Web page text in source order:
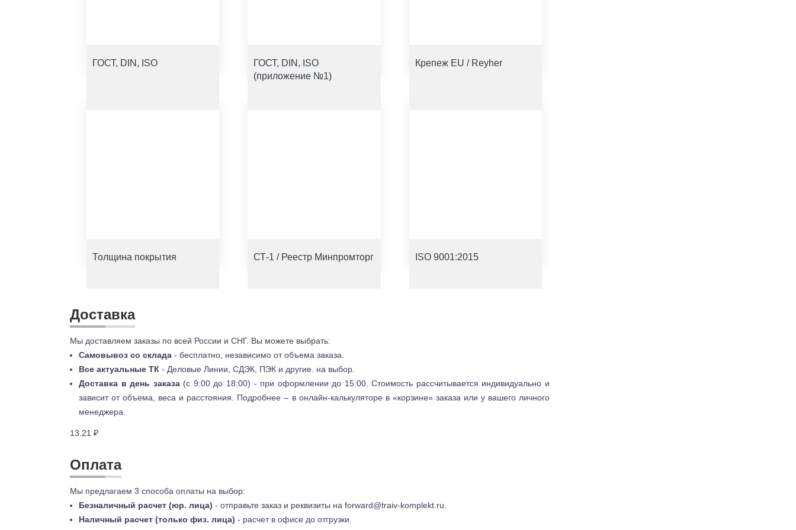
ГОСТ, DIN, ISO
ГОСТ, DIN, ISO
(приложение №1)
Крепеж EU / Reyher
Толщина покрытия СТ-1 / Реестр Минпромторг ISO 9001:2015
Доставка
Мы доставляем заказы по всей России и СНГ. Вы можете выбрать:
Самовывоз со склада - бесплатно, независимо от объема заказа.
Все актуальные ТК - Деловые Линии, СДЭК, ПЭК и другие. на выбор.
Доставка в день заказа(с 9:00 до 18:00) - при оформлении до 15:00. Стоимость рассчитывается индивидуально и
зависит от объема, веса и расстояния. Подробнее – в онлайн-калькуляторе в «корзине» заказа или у вашего личного
менеджера.
13.21 ₽
Оплата
Мы предлагаем 3 способа оплаты на выбор:
Безналичный расчет (юр. лица) - отправьте заказ и реквизиты на forward@traiv-komplekt.ru
Наличный расчет (только физ. лица) - расчет в офисе до отгрузки.